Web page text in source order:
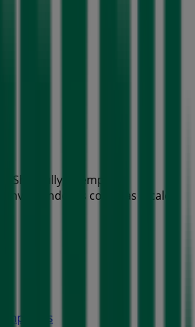
Shopfully, la empresa
las compras locales